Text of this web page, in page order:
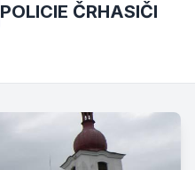
POLICIE ČRHASIČI